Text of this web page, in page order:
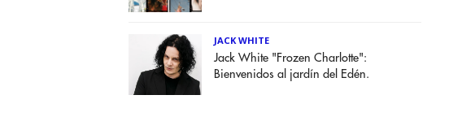
JACK WHITE
Jack White "Frozen Charlotte":
Bienvenidos al jardín del Edén.